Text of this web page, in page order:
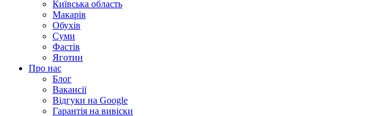
Київська область
Макарів
Обухів
Суми
Фастів
Яготин
Про нас
Блог
Вакансії
Відгуки на Google
Гарантія на вивіски